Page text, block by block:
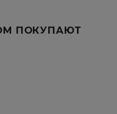
ПОКУПАЮТ